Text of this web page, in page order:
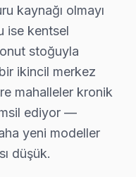
ağırlıklı konut
Sarıyer'nin
güven ilişkisini üç
parça detayı,
Sarıyer'de kurulan
Sarıyer
noktayı
kaynağı olmayı
ise kentsel
stoğuyla
ikincil merkez
mahalleler kronik
ediyor —
yeni modeller
düşük.